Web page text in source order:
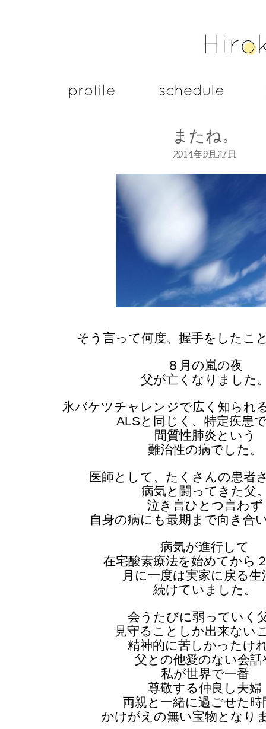
またね。
2014年9月27日
そう言って何度、握手をしたこ
８月の嵐の夜
父が亡くなりました
氷バケツチャレンジで広く知られ
ALSと同じく、特定疾患
間質性肺炎という
難治性の病でした。
医師として、たくさんの患者
病気と闘ってきた父
泣き言ひとつ言わず
自身の病にも最期まで向き合
病気が進行して
在宅酸素療法を始めてから
月に一度は実家に戻る生
続けていました。
会うたびに弱っていく
見守ることしか出来ない
精神的に苦しかったけ
父との他愛のない会話
私が世界で一番
尊敬する仲良し夫婦
両親と一緒に過ごせた時
かけがえの無い宝物となり